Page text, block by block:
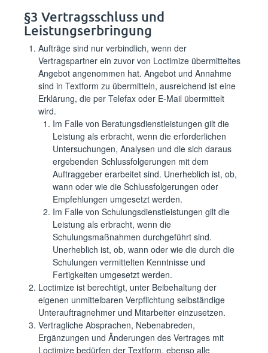
§3 Vertragsschluss und
Leistungserbringung
Aufträge sind nur verbindlich, wenn der
Vertragspartner ein zuvor von Loctimize übermitteltes
Angebot angenommen hat. Angebot und Annahme
sind in Textform zu übermitteln, ausreichend ist eine
Erklärung, die per Telefax oder E-Mail übermittelt
wird.
Im Falle von Beratungsdienstleistungen gilt die
Leistung als erbracht, wenn die erforderlichen
Untersuchungen, Analysen und die sich daraus
ergebenden Schlussfolgerungen mit dem
Auftraggeber erarbeitet sind. Unerheblich ist, ob,
wann oder wie die Schlussfolgerungen oder
Empfehlungen umgesetzt werden.
Im Falle von Schulungsdienstleistungen gilt die
Leistung als erbracht, wenn die
Schulungsmaßnahmen durchgeführt sind.
Unerheblich ist, ob, wann oder wie die durch die
Schulungen vermittelten Kenntnisse und
Fertigkeiten umgesetzt werden.
Loctimize ist berechtigt, unter Beibehaltung der
eigenen unmittelbaren Verpflichtung selbständige
Unterauftragnehmer und Mitarbeiter einzusetzen.
Vertragliche Absprachen, Nebenabreden,
Ergänzungen und Änderungen des Vertrages mit
Loctimize bedürfen der Textform, ebenso alle